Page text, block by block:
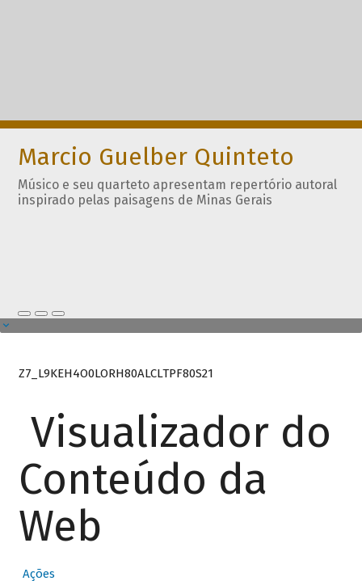
Marcio Guelber Quinteto
Músico e seu quarteto apresentam repertório autoral
inspirado pelas paisagens de Minas Gerais
Z7_L9KEH4O0LORH80ALCLTPF80S21
Visualizador do
Conteúdo da
Web
Ações